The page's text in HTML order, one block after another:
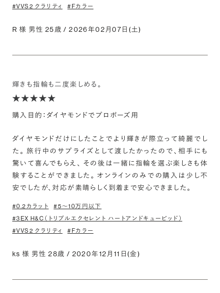
#VVS2 クラリティ
#Fカラー
R 様 男性 25歳 / 2026年02月07日(土)
輝きも指輪も二度楽しめる。
購入目的：ダイヤモンドでプロポーズ用
ダイヤモンドだけにしたことでより輝きが際立って綺麗でし
た。 旅行中のサプライズとして渡したかったので、相手にも
驚いて喜んでもらえ、 その後は一緒に指輪を選ぶ楽しさも体
験することができました。 オンラインのみでの購入は少し不
安でしたが、対応が素晴らしく到着まで安心できました。
#0.2カラット
#5〜10万円以下
#3EX H&C（トリプルエクセレント ハートアンドキューピッド）
#VVS2 クラリティ
#Fカラー
ks 様 男性 28歳 / 2020年12月11日(金)